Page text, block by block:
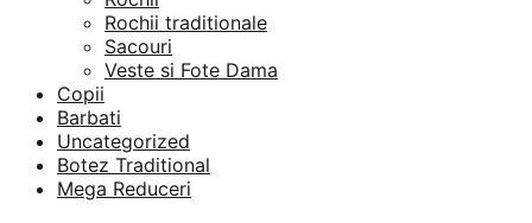
Rochii traditionale
Sacouri
Veste si Fote Dama
Copii
Barbati
Uncategorized
Botez Traditional
Mega Reduceri